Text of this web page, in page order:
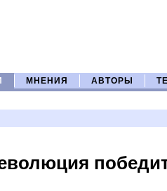
МНЕНИЯ АВТОРЫ